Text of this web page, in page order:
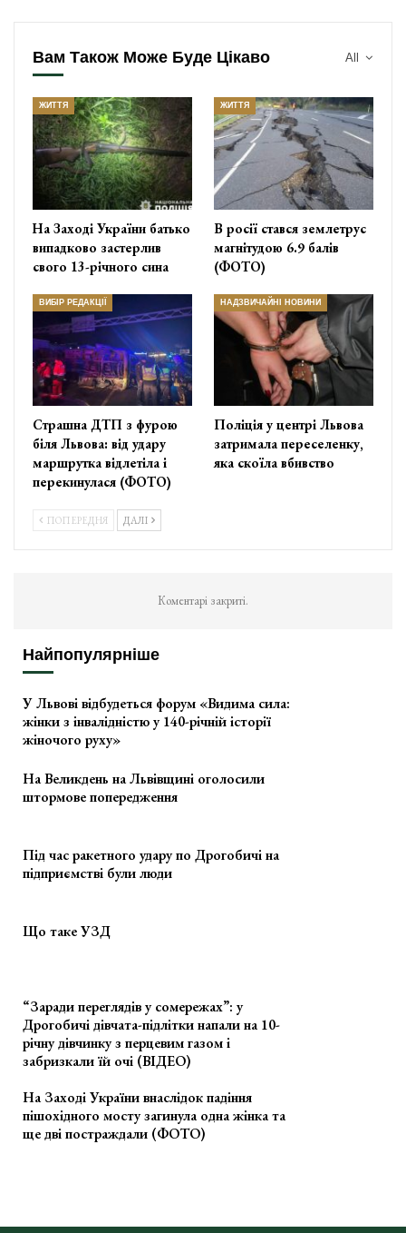
All
Вам Також Може Буде Цікаво
ЖИТТЯ
На Заході України батько
випадково застерлив
свого 13-річного сина
ЖИТТЯ
В росії стався землетрус
магнітудою 6.9 балів
(ФОТО)
ВИБІР РЕДАКЦІЇ
Страшна ДТП з фурою
біля Львова: від удару
маршрутка відлетіла і
перекинулася (ФОТО)
НАДЗВИЧАЙНІ НОВИНИ
Поліція у центрі Львова
затримала переселенку,
яка скоїла вбивство
ПОПЕРЕДНЯ ДАЛІ
Коментарі закриті.
Найпопулярніше
У Львові відбудеться форум «Видима сила:
жінки з інвалідністю у 140-річній історії
жіночого руху»
На Великдень на Львівщині оголосили
штормове попередження
Під час ракетного удару по Дрогобичі на
підприємстві були люди
Що таке УЗД
“Заради переглядів у сомережах”: у
Дрогобичі дівчата-підлітки напали на 10-
річну дівчинку з перцевим газом і
забризкали їй очі (ВІДЕО)
На Заході України внаслідок падіння
пішохідного мосту загинула одна жінка та
ще дві постраждали (ФОТО)